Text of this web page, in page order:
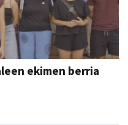
ekimen berria